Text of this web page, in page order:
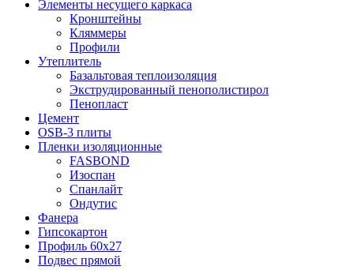
Элементы несущего каркаса
Кронштейны
Кляммеры
Профили
Утеплитель
Базальтовая теплоизоляция
Экструдированный пенополистирол
Пенопласт
Цемент
OSB-3 плиты
Пленки изоляционные
FASBOND
Изоспан
Спанлайт
Ондутис
Фанера
Гипсокартон
Профиль 60х27
Подвес прямой